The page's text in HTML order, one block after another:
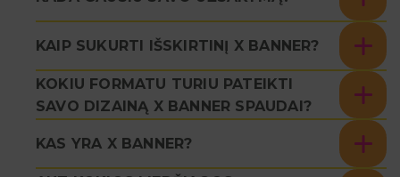
KAIP SUKURTI IŠSKIRTINĮ X BANNER?
KOKIU FORMATU TURIU PATEIKTI
SAVO DIZAINĄ X BANNER SPAUDAI?
KAS YRA X BANNER?